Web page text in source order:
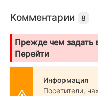
Комментарии 8
Прежде чем задать
Перейти
Информация
Посетители,